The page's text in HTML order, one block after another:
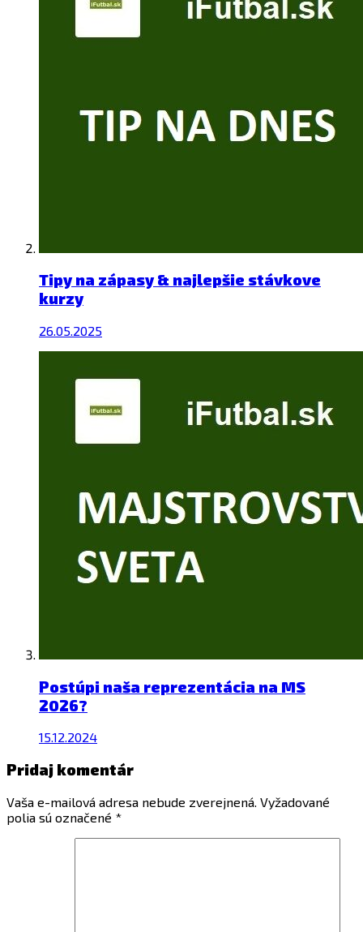
Tipy na zápasy & najlepšie stávkove
kurzy
26.05.2025
Postúpi naša reprezentácia na MS
2026?
15.12.2024
Pridaj komentár
Vaša e-mailová adresa nebude zverejnená. Vyžadované
polia sú označené *